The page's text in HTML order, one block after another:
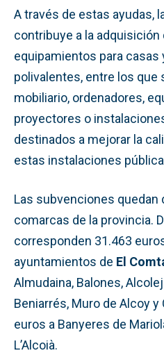
A través de estas ayudas,
contribuye a la
equipamientos para
polivalentes, entre los que
mobiliario, ordenadores,
proyectores o
destinados a mejorar la
estas instalaciones
Las subvenciones
comarcas de la provincia.
corresponden 31.463
ayuntamientos de El
Almudaina, Balones,
Beniarrés, Muro de Alcoy
euros a Banyeres de
L’Alcoià.